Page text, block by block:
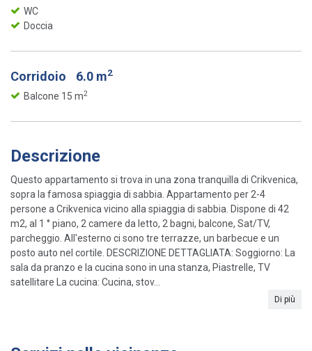
WC
Doccia
Corridoio 6.0 m2
Balcone 15 m2
Descrizione
Questo appartamento si trova in una zona tranquilla di Crikvenica,
sopra la famosa spiaggia di sabbia. Appartamento per 2-4
persone a Crikvenica vicino alla spiaggia di sabbia. Dispone di 42
m2, al 1 ° piano, 2 camere da letto, 2 bagni, balcone, Sat/TV,
parcheggio. All'esterno ci sono tre terrazze, un barbecue e un
posto auto nel cortile. DESCRIZIONE DETTAGLIATA: Soggiorno: La
sala da pranzo e la cucina sono in una stanza, Piastrelle, TV
satellitare La cucina: Cucina, stov...
Di più